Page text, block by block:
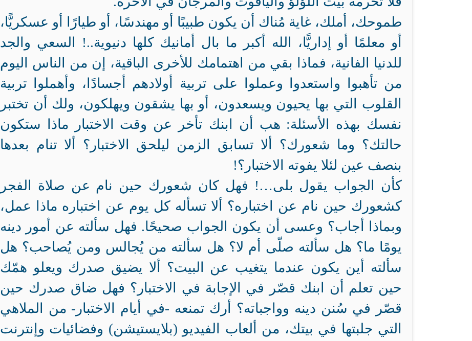
طموحك، أملك، غاية مُناك أن يكون طبيبًا أو مهندسًا، أو طيارًا أو عسكريًّا،
أو معلمًا أو إداريًّا، الله أكبر ما بال أمانيك كلها دنيوية..! السعي والجد
للدنيا الفانية، فماذا بقي من اهتمامك للأخرى الباقية، إن من الناس اليوم
من تأهبوا واستعدوا وعملوا على تربية أولادهم أجسادًا، وأهملوا تربية
القلوب التي بها يحيون ويسعدون، أو بها يشقون ويهلكون، ولك أن تختبر
نفسك بهذه الأسئلة: هب أن ابنك تأخر عن وقت الاختبار ماذا ستكون
حالتك؟ وما شعورك؟ ألا تسابق الزمن ليلحق الاختبار؟ ألا تنام بعدها
بنصف عين لئلا يفوته الاختبار؟!
كأن الجواب يقول بلى…! فهل كان شعورك حين نام عن صلاة الفجر
كشعورك حين نام عن اختباره؟ ألا تسأله كل يوم عن اختباره ماذا عمل،
وبماذا أجاب؟ وعسى أن يكون الجواب صحيحًا. فهل سألته عن أمور دينه
يومًا ما؟ هل سألته صلّى أم لا؟ هل سألته من يُجالس ومن يُصاحب؟ هل
سألته أين يكون عندما يتغيب عن البيت؟ ألا يضيق صدرك ويعلو همّك
حين تعلم أن ابنك قصّر في الإجابة في الاختبار؟ فهل ضاق صدرك حين
قصّر في سُنن دينه وواجباته؟ أرك تمنعه -في أيام الاختبار- من الملاهي
التي جلبتها في بيتك، من ألعاب الفيديو (بلايستيشن) وفضائيات وإنترنت